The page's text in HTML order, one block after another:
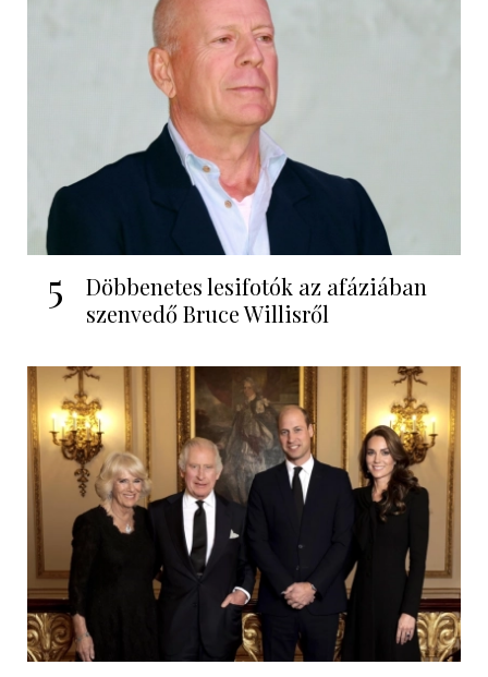
5
Döbbenetes lesifotók az afáziában
szenvedő Bruce Willisről